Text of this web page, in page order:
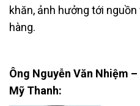
khăn, ảnh hưởng tới
hàng.
Ông Nguyễn Văn Nhiệm
Mỹ Thanh: